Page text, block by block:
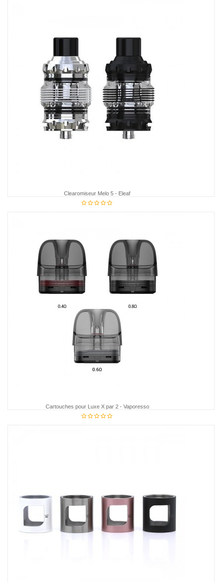
Clearomiseur Melo 5 - Eleaf
Cartouches pour Luxe X par 2 - Vaporesso